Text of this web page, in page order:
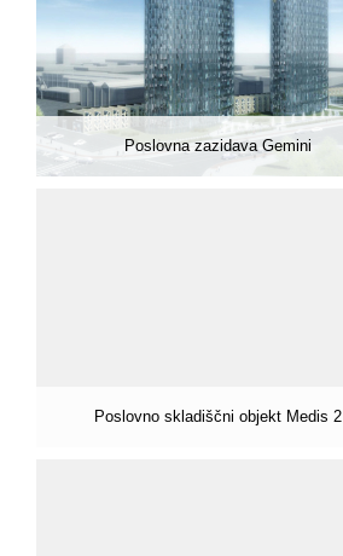
Poslovna zazidava Gemini
Poslovno skladiščni objekt Medis 2